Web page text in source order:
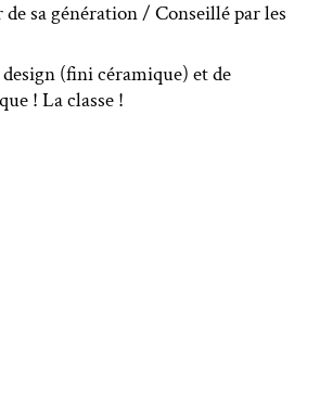
de sa génération / Conseillé par les
(fini céramique) et de
! La classe !